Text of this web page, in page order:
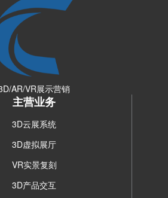
AR/VR展示营销
主营业务
3D云展系统
3D虚拟展厅
VR实景复刻
3D产品交互